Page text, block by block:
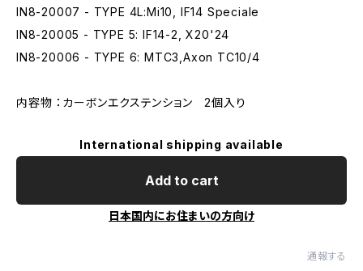
IN8-20007 - TYPE 4L:Mi10, IF14 Speciale
IN8-20005 - TYPE 5: IF14-2, X20'24
IN8-20006 - TYPE 6: MTC3,Axon TC10/4
内容物 ：カーボンエクステンション 2個入り
International shipping available
Add to cart
日本国内にお住まいの方向け
通報する